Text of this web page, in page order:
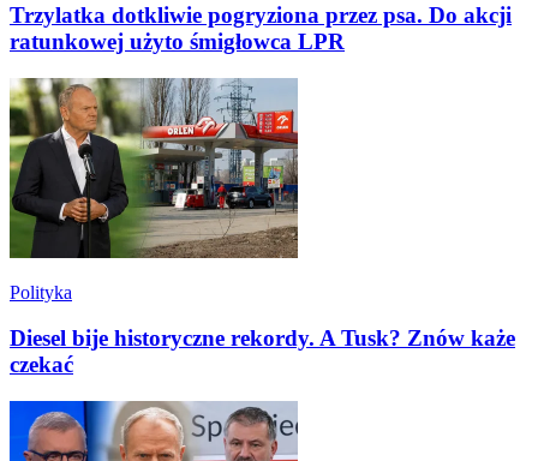
Trzylatka dotkliwie pogryziona przez psa. Do akcji
ratunkowej użyto śmigłowca LPR
Polityka
Diesel bije historyczne rekordy. A Tusk? Znów każe
czekać